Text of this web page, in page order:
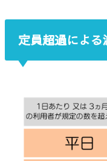
定員超過による